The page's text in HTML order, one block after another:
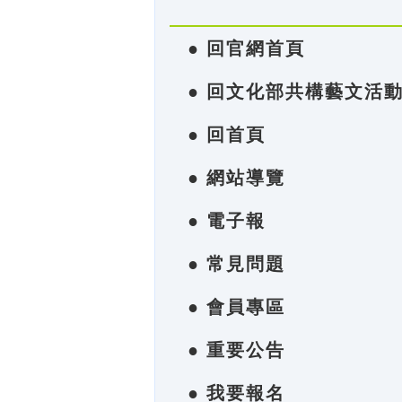
● 回官網首頁
● 回文化部共構藝文活
● 回首頁
● 網站導覽
● 電子報
● 常見問題
● 會員專區
● 重要公告
● 我要報名